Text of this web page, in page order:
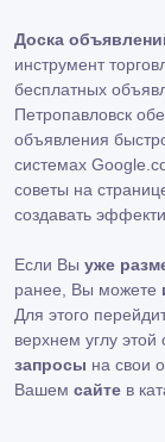
Доска
инструмент
бесплатных
Петропавловск
объявления
системах
советы на
создавать
Если Вы уже
ранее, Вы можете
Для этого
верхнем углу
запросы на свои
Вашем сайте в